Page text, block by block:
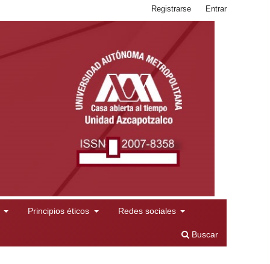
Principios éticos Redes sociales
Buscar
Registrarse Entrar